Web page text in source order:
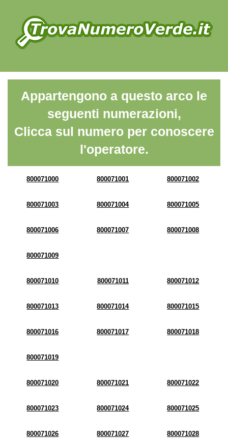
Appartengono a questo arco le
seguenti numerazioni,
Clicca sul numero per conoscere
l'operatore.
800071000 800071001 800071002
800071003 800071004 800071005
800071006 800071007 800071008
800071009
800071010 800071011 800071012
800071013 800071014 800071015
800071016 800071017 800071018
800071019
800071020 800071021 800071022
800071023 800071024 800071025
800071026 800071027 800071028